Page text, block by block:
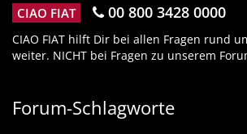
CIAO FIAT 00 800 3428 0000
CIAO FIAT hilft Dir bei allen Fragen rund
weiter. NICHT bei Fragen zu unserem
Forum-Schlagworte